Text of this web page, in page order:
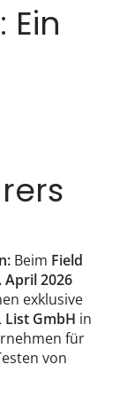
Ein
Beim Field
April 2026
exklusive
List GmbH in
für
von